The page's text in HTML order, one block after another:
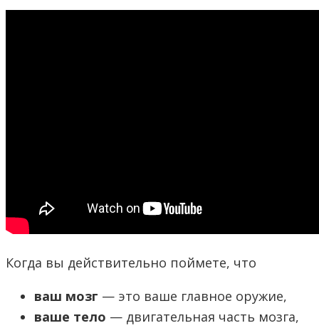
Когда вы действительно поймете, что
ваш мозг — это ваше главное оружие,
ваше тело — двигательная часть мозга,